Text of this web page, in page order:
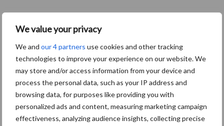
We value your privacy
We and our 4 partners use cookies and other tracking
technologies to improve your experience on our website. We
may store and/or access information from your device and
process the personal data, such as your IP address and
browsing data, for purposes like providing you with
personalized ads and content, measuring marketing campaign
effectiveness, analyzing audience insights, collecting precise
Primaire
Sidebar
Recent nieuws Partner nieuws
8 jan
Belastingdienst publiceert
Landelijke Landbouwnormen 2025
Toon meer